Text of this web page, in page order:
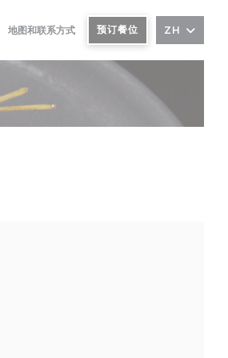
地图和联系方式 预订餐位 ZH